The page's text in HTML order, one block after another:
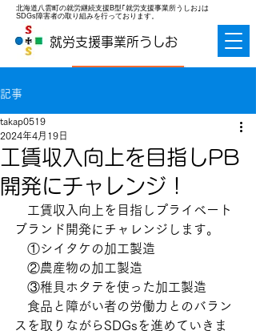
北海道八雲町の就労継続支援B型｢就労支援事業所うしお｣は
SDGs障害者の取り組みを行っております。
就労支援事業所うしお
記事
工賃収入向上を目指しPB
開発にチャレンジ！
takap0519
2024年4月19日
工賃収入向上を目指しプライベート
ブランド開発にチャレンジします。
①シイタケの加工製造
②農産物の加工製造
③稚貝ホタテを使った加工製造
食品と障がい者の労働力とのバラン
スを取りながらSDGsを進めていきま